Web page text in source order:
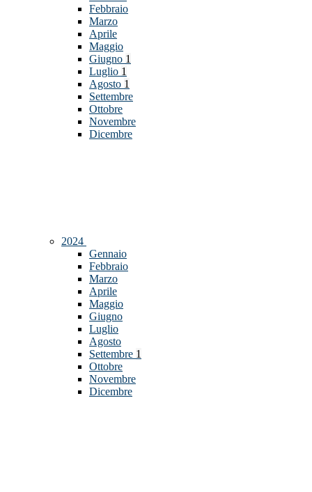
Febbraio
Marzo
Aprile
Maggio
Giugno 1
Luglio 1
Agosto 1
Settembre
Ottobre
Novembre
Dicembre
2024
Gennaio
Febbraio
Marzo
Aprile
Maggio
Giugno
Luglio
Agosto
Settembre 1
Ottobre
Novembre
Dicembre